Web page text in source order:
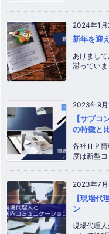
2024年1月
新年を迎
あけまし
滞ってい
2023年9月
【サブ
の特徴と
各社ＨＰ
度は新型
2023年7月
【現場
ン
現場代理